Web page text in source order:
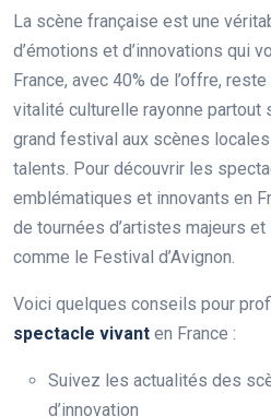
La scène française est une
d’émotions et d’innovations qui
France, avec 40% de l’offre,
vitalité culturelle rayonne partout
grand festival aux scènes
talents. Pour découvrir les
emblématiques et innovants en
de tournées d’artistes majeurs
comme le Festival d’Avignon.
Voici quelques conseils pour
spectacle vivant en France :
Suivez les actualités des
d’innovation